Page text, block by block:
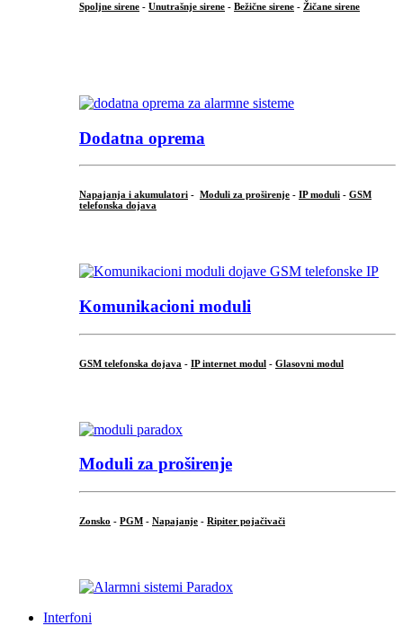
Spoljne sirene - Unutrašnje sirene - Bežične sirene - Žičane sirene
Dodatna oprema
Napajanja i akumulatori - Moduli za proširenje - IP moduli - GSM
telefonska dojava
Komunikacioni moduli
GSM telefonska dojava - IP internet modul - Glasovni modul
Moduli za proširenje
Zonsko - PGM - Napajanje - Ripiter pojačivači
Interfoni